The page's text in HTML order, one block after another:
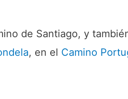
de Santiago, y
, en el Camino